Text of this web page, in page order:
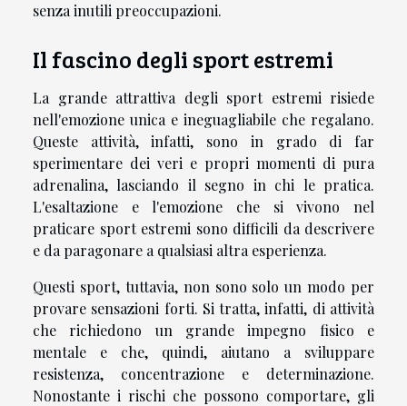
senza inutili preoccupazioni.
Il fascino degli sport estremi
La grande attrattiva degli sport estremi risiede
nell'emozione unica e ineguagliabile che regalano.
Queste attività, infatti, sono in grado di far
sperimentare dei veri e propri momenti di pura
adrenalina, lasciando il segno in chi le pratica.
L'esaltazione e l'emozione che si vivono nel
praticare sport estremi sono difficili da descrivere
e da paragonare a qualsiasi altra esperienza.
Questi sport, tuttavia, non sono solo un modo per
provare sensazioni forti. Si tratta, infatti, di attività
che richiedono un grande impegno fisico e
mentale e che, quindi, aiutano a sviluppare
resistenza, concentrazione e determinazione.
Nonostante i rischi che possono comportare, gli